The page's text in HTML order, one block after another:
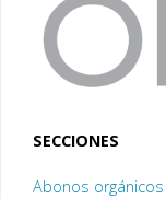
SECCIONES
Abonos orgánicos